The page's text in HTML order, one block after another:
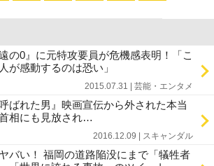
の0』に元特攻要員が危機感表明！「こ
が感動するのは恐い」
2015.07.31 | 芸能・エンタメ
ばれた男』映画宣伝から外された本当
相にも見放され…
2016.12.09 | スキャンダル
バい！ 福岡の道路陥没にまで「犠牲者